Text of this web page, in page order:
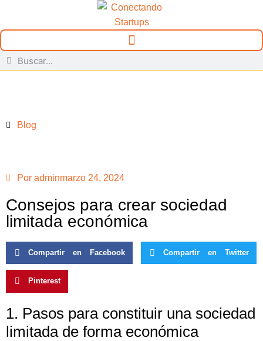
Blog
Por adminmarzo 24, 2024
Consejos para crear sociedad
limitada económica
Compartir en Facebook Compartir en Twitter
Pinterest
1. Pasos para constituir una sociedad
limitada de forma económica